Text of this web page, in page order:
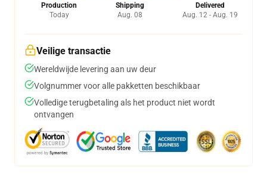
Production
Today
Shipping
Aug. 08
Delivered
Aug. 12 - Aug. 19
Veilige transactie
Wereldwijde levering aan uw deur
Volgnummer voor alle pakketten beschikbaar
Volledige terugbetaling als het product niet wordt
ontvangen